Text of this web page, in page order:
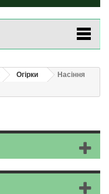
Огірки
Насіння